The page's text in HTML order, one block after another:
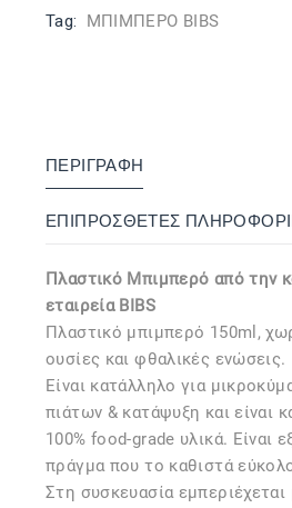
Tag: ΜΠΙΜΠΕΡΟ BIBS
ΠΕΡΙΓΡΑΦΉ
ΕΠΙΠΡΌΣΘΕΤΕΣ
Πλαστικό Μπιμπερό από την
εταιρεία BIBS
Πλαστικό μπιμπερό 150ml,
ουσίες και φθαλικές ενώσεις.
Είναι κατάλληλο για
πιάτων & κατάψυξη και είναι
100% food-grade υλικά. Είναι
πράγμα που το καθιστά
Στη συσκευασία